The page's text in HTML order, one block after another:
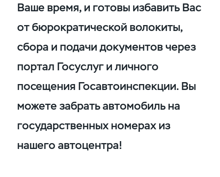
Ваше время, и готовы избавить Вас
от бюрократической волокиты,
сбора и подачи документов через
портал Госуслуг и личного
посещения Госавтоинспекции. Вы
можете забрать автомобиль на
государственных номерах из
нашего автоцентра!